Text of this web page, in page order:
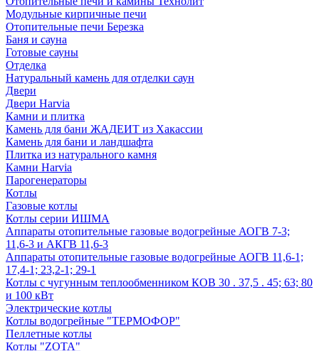
Модульные кирпичные печи
Отопительные печи Березка
Баня и сауна
Готовые сауны
Отделка
Натуральный камень для отделки саун
Двери
Двери Harvia
Камни и плитка
Камень для бани ЖАДЕИТ из Хакассии
Камень для бани и ландшафта
Плитка из натурального камня
Камни Harvia
Парогенераторы
Котлы
Газовые котлы
Котлы серии ИШМА
Аппараты отопительные газовые водогрейные АОГВ 7-3;
11,6-3 и АКГВ 11,6-3
Аппараты отопительные газовые водогрейные АОГВ 11,6-1;
17,4-1; 23,2-1; 29-1
Котлы с чугунным теплообменником КОВ 30 . 37,5 . 45; 63; 80
и 100 кВт
Электрические котлы
Котлы водогрейные "ТЕРМОФОР"
Пеллетные котлы
Котлы "ZOTA"